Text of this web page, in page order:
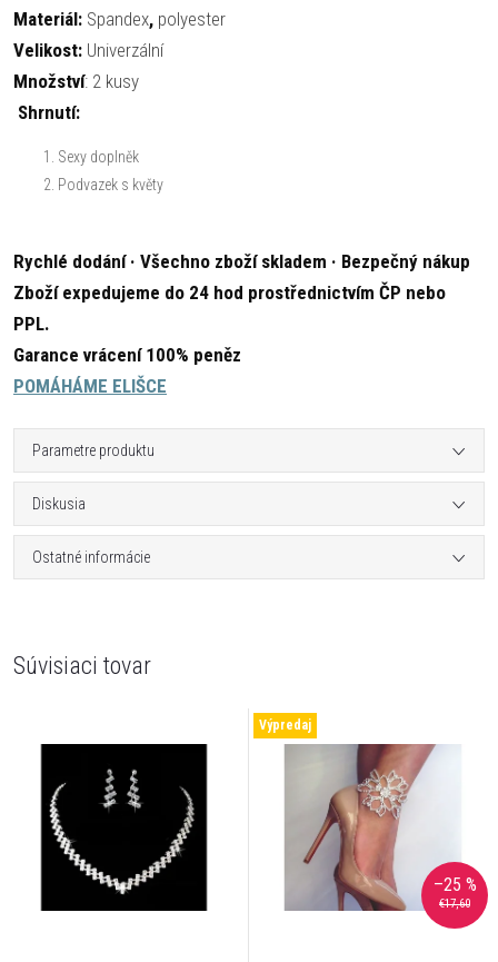
Materiál: Spandex, polyester
Velikost: Univerzální
Množství: 2 kusy
Shrnutí:
Sexy doplněk
Podvazek s květy
Rychlé dodání · Všechno zboží skladem · Bezpečný nákup
Zboží expedujeme do 24 hod prostřednictvím ČP nebo
PPL.
Garance vrácení 100% peněz
POMÁHÁME ELIŠCE
Parametre produktu
Diskusia
Ostatné informácie
Súvisiaci tovar
Výpredaj
€17,60
–25 %